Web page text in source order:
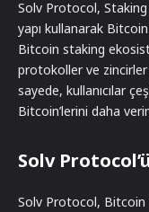
Solv Protocol,
yapı kullanarak
Bitcoin staking
protokoller ve zincirler
sayede, kullanıcılar
Bitcoin’lerini daha
Solv
Solv Protocol, Bitcoin